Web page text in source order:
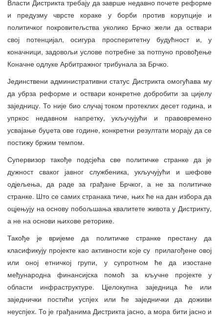
Власти Дистрикта требају да заврше недавно почете реформе
и предузму чврсте кораке у борби против корупције и
политичког покровитељства уколико Брчко жели да оствари
свој потенцијал, осигура просперитетну будућност и, у
коначници, задовољи услове потребне за потпуно провођење
Коначне одлуке Арбитражног трибунала за Брчко.
Јединствени административни статус Дистрикта омогућава му
да убрза реформе и оствари конкретне добробити за цијелу
заједницу. То није био случај током протеклих десет година, и
упркос недавном напретку, укључујући и правовремено
усвајање буџета ове године, конкретни резултати морају да се
постижу бржим темпом.
Супервизор такође подсјећа све политичке странке да је
дужност сваког јавног службеника, укључујући и шефове
одјељења, да раде за грађане Брчког, а не за политичке
странке. Што се самих странака тиче, њих ће на дан избора да
оцјењују на основу побољшања квалитете живота у Дистрикту,
а не на основи њихове реторике.
Такође је вријеме да политичке странке престану да
класификују пројекте као активности које су прилагођене овој
или оној етничкој групи, у супротном ће да изостане
међународна финансијска помоћ за кључне пројекте у
области инфраструктуре. Цјелокупна заједница ће или
заједнички постићи успјех или ће заједнички да доживи
неуспјех. То је грађанима Дистрикта јасно, а мора бити јасно и